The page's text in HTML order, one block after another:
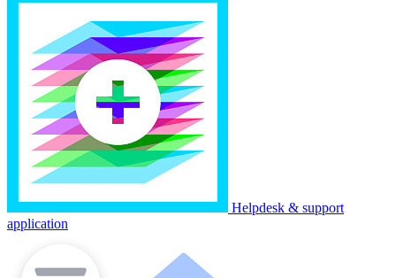
Helpdesk & support
application